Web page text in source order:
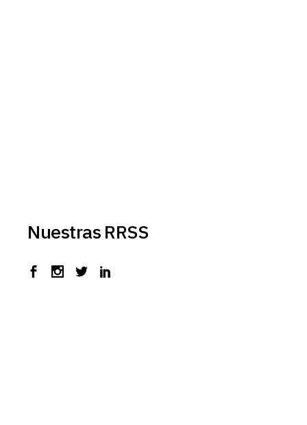
Nuestras RRSS